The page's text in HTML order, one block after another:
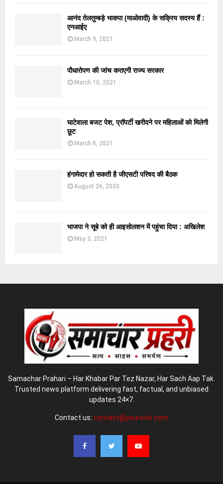
आनंद तेलतुम्बड़े भाकपा (माओवादी) के सक्रिय सदस्य हैं :
एनआईए
March 9, 2021
पौधारोपण की जांच कराएगी राज्य सरकार
March 10, 2021
घाटेवाला बजट पेश, प्रॉपर्टी खरीदने पर महिलाओं को मिलेगी
छूट
March 8, 2021
हंगामेदार हो सकती है जीएसटी परिषद की बैठक
August 26, 2020
भाजपा ने सूबे को ही आइसोलशन में पहुंचा दिया : अखिलेश
May 3, 2021
Samachar Prahari – Har Khabar Par Tez Nazar, Har Sach Aap Tak.
Trusted news platform delivering fast, factual, and unbiased
updates 24×7.
Contact us: contact@yoursite.com